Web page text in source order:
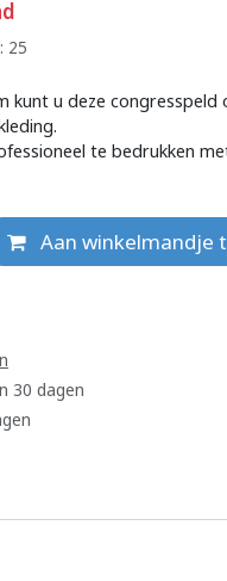
25
kunt u deze congresspeld
te bedrukken
Aan winkelmandje
30 dagen